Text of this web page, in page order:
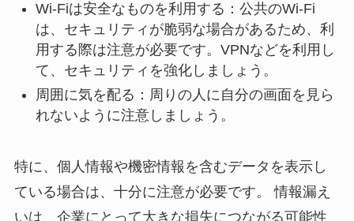
Wi-Fiは安全なものを利用する：公共のWi-Fi
は、セキュリティが脆弱な場合があるため、利
用する際は注意が必要です。VPNなどを利用し
て、セキュリティを強化しましょう。
周囲に気を配る：周りの人に自分の画面を見ら
れないように注意しましょう。
特に、個人情報や機密情報を含むデータを表示し
ている場合は、十分に注意が必要です。 情報漏え
いは、企業にとって大きな損失につながる可能性